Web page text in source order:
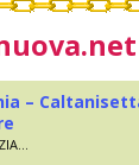
–